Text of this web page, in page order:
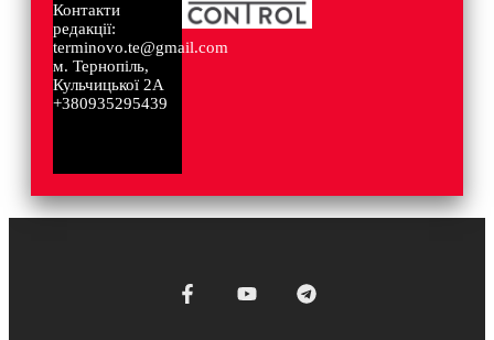
Контакти
редакції:
terminovo.te@gmail.com
м. Тернопіль,
Кульчицької 2А
+380935295439